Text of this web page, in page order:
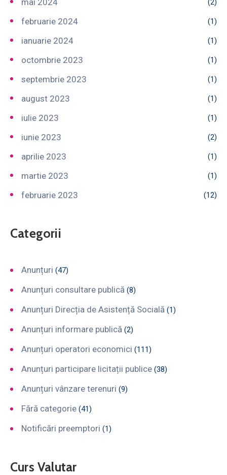
(2)
februarie 2024 (1)
ianuarie 2024 (1)
octombrie 2023 (1)
septembrie 2023 (1)
august 2023 (1)
iulie 2023 (1)
iunie 2023 (2)
aprilie 2023 (1)
martie 2023 (1)
februarie 2023 (12)
Categorii
Anunțuri (47)
Anunțuri consultare publică (8)
Anunțuri Direcția de Asistență Socială (1)
Anunțuri informare publică (2)
Anunțuri operatori economici (111)
Anunțuri participare licitații publice (38)
Anunțuri vânzare terenuri (9)
Fără categorie (41)
Notificări preemptori (1)
Curs Valutar